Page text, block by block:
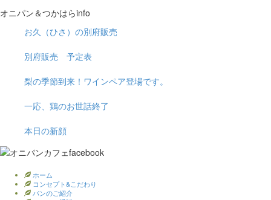
オニパン＆つかはらinfo
お久（ひさ）の別府販売
別府販売 予定表
梨の季節到来！ワインペア登場です。
一応、鶏のお世話終了
本日の新顔
ホーム
コンセプト&こだわり
パンのご紹介